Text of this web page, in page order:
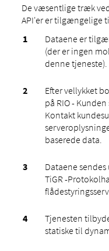
De væsentlige træk
API'er er tilgængelige
Dataene er
(der er ingen
denne tjeneste).
Efter vellykket
på RIO -
Kontakt
baserede data.
Dataene
TiGR -
Tjenesten
statiske til